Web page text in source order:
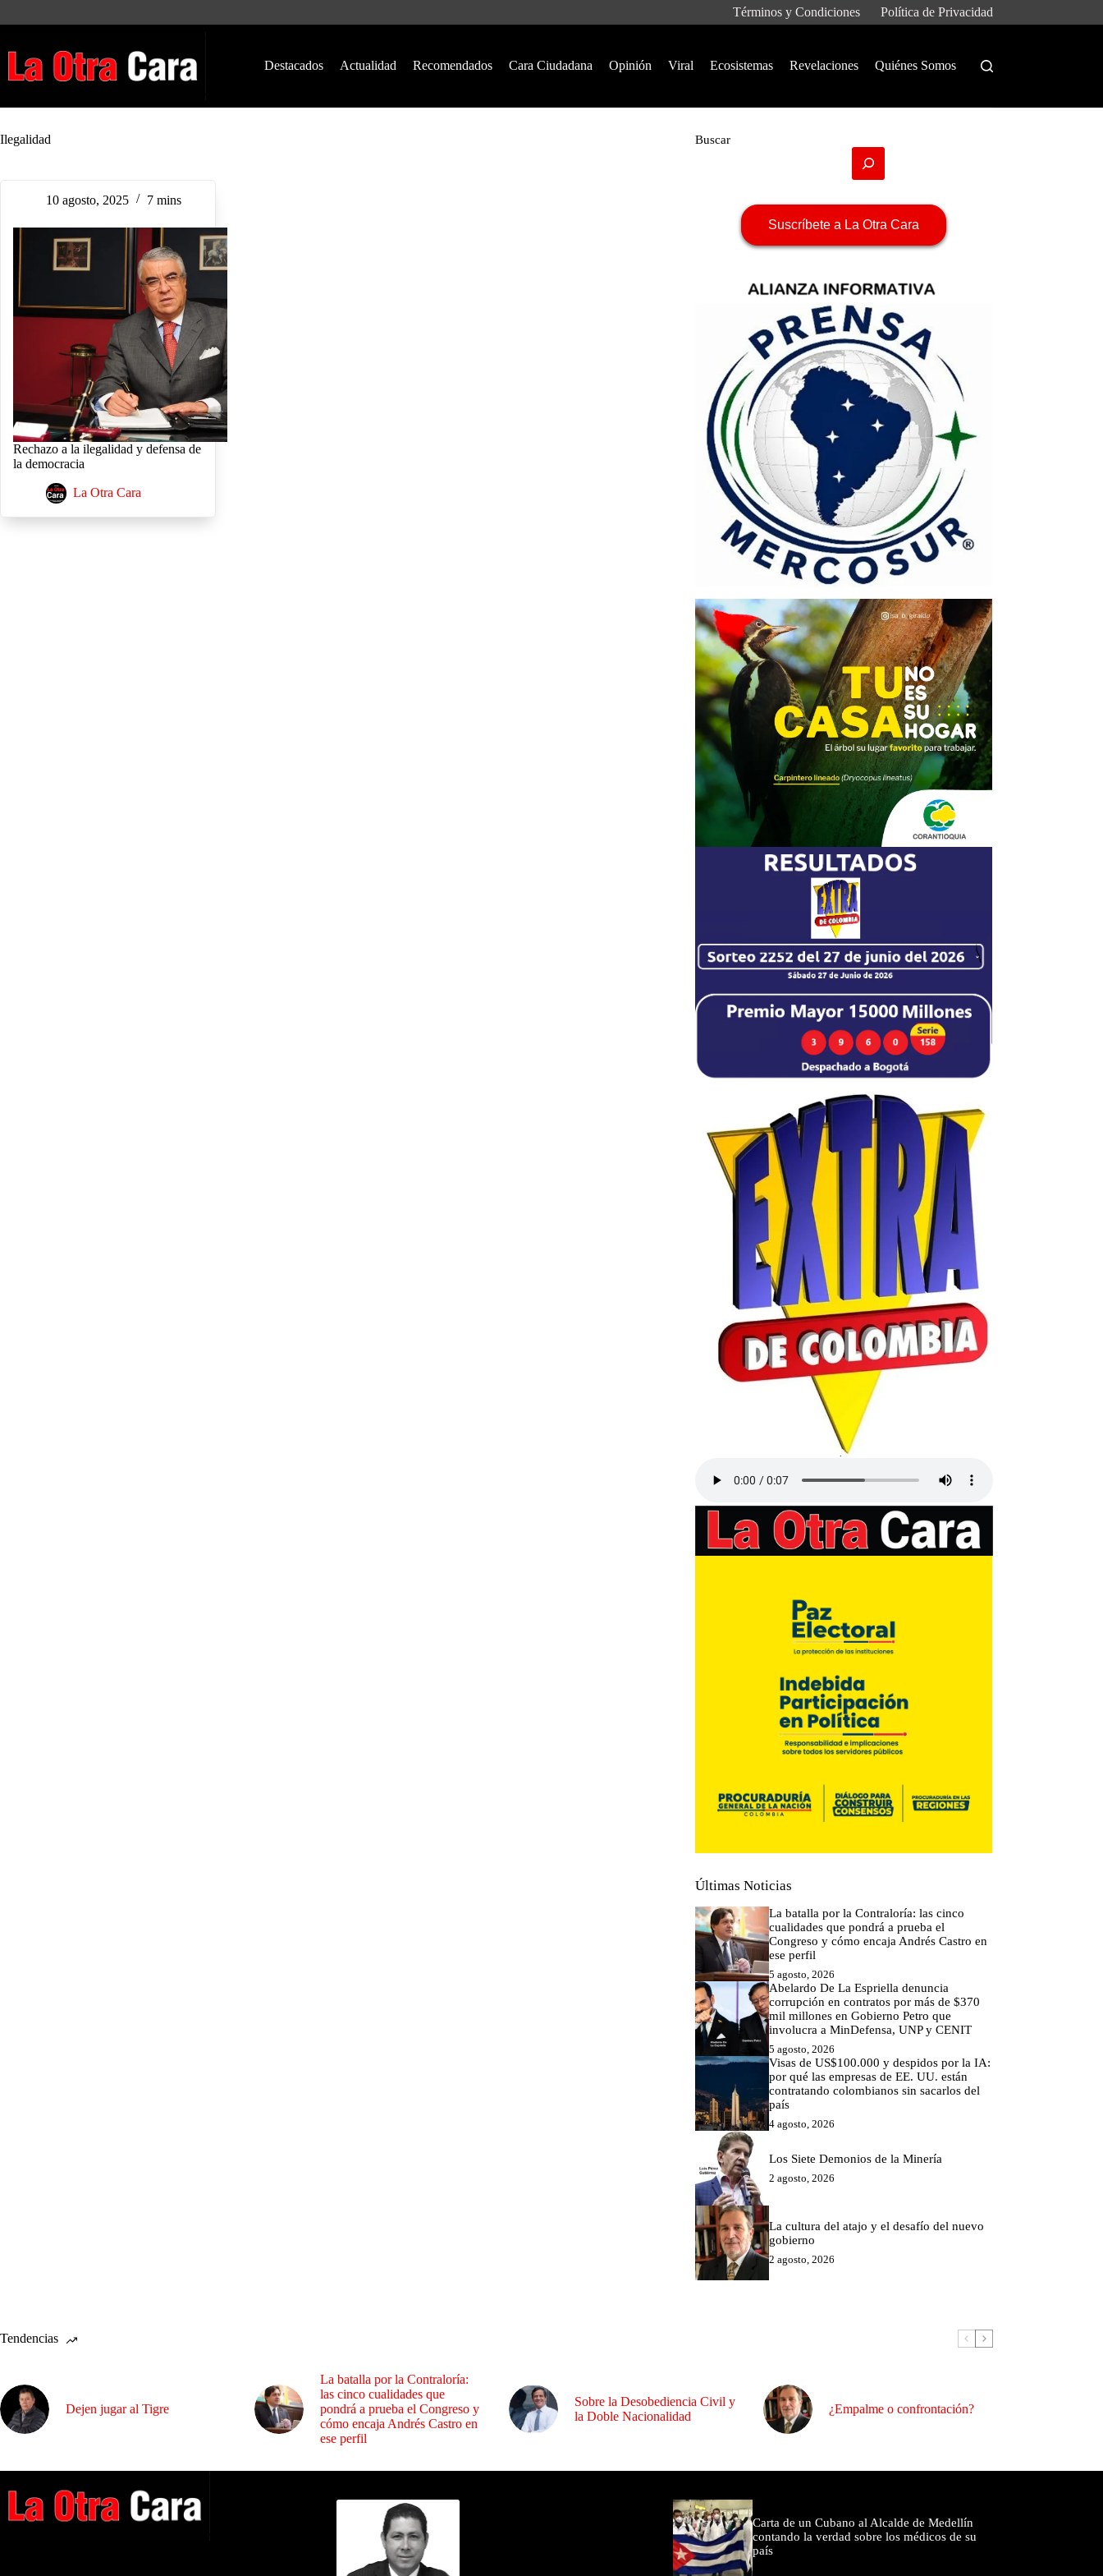
Términos y Condiciones Política de Privacidad
Destacados Actualidad Recomendados Cara Ciudadana Opinión Viral Ecosistemas Revelaciones Quiénes Somos
Ilegalidad
10 agosto, 2025 7 mins
Rechazo a la ilegalidad y defensa de
la democracia
La Otra Cara
Buscar
Suscríbete a La Otra Cara
Últimas Noticias
La batalla por la Contraloría: las cinco
cualidades que pondrá a prueba el
Congreso y cómo encaja Andrés Castro en
ese perfil
5 agosto, 2026
Abelardo De La Espriella denuncia
corrupción en contratos por más de $370
mil millones en Gobierno Petro que
involucra a MinDefensa, UNP y CENIT
5 agosto, 2026
Visas de US$100.000 y despidos por la IA:
por qué las empresas de EE. UU. están
contratando colombianos sin sacarlos del
país
4 agosto, 2026
Los Siete Demonios de la Minería
2 agosto, 2026
La cultura del atajo y el desafío del nuevo
gobierno
2 agosto, 2026
Tendencias
Dejen jugar al Tigre
La batalla por la Contraloría:
las cinco cualidades que
pondrá a prueba el Congreso y
cómo encaja Andrés Castro en
ese perfil
Sobre la Desobediencia Civil y
la Doble Nacionalidad
¿Empalme o confrontación?
Carta de un Cubano al Alcalde de Medellín
contando la verdad sobre los médicos de su
país